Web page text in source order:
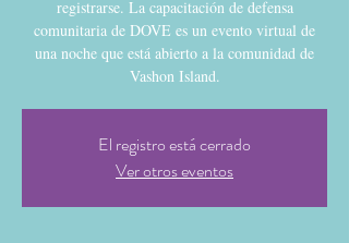
registrarse. La capacitación de defensa
comunitaria de DOVE es un evento virtual de
una noche que está abierto a la comunidad de
Vashon Island.
El registro está cerrado
Ver otros eventos